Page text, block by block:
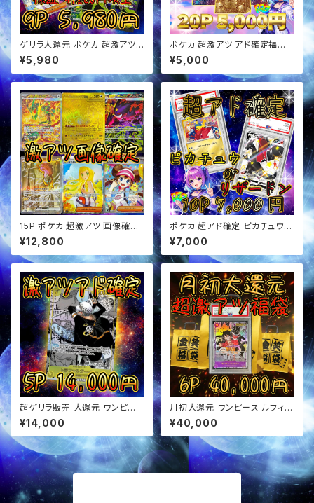
ゲリラ大還元 ポケカ 超激アツ
超マイルド オリパ
¥5,980
ポケカ 超激アツ アド確定福袋
オリパ
¥5,000
15P ポケカ 超激アツ 画像確定
オリパ
¥12,800
ポケカ 超アド確定 ピカチュウor
リザードン確定 オリパ
¥7,000
超ゲリラ販売 大還元 ワンピー
ス 超アド確定 オリパ
¥14,000
月初大還元 ワンピース ルフィ確
定 超アド確定福袋 オリパ
¥40,000